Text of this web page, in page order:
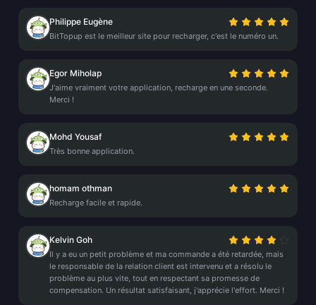
Philippe Eugène
BitTopup est le meilleur site pour recharger, c'est le numéro un.
Egor Miholap
J'aime vraiment votre application, recharge en une seconde.
Merci !
Mohd Yousaf
Très bonne application.
homam othman
Recharge facile et rapide.
Kelvin Goh
Il y a eu un petit problème et ma commande a été retardée, mais
le responsable de la relation client est intervenu et a résolu le
problème au plus vite, tout en respectant sa promesse de
compensation. Un résultat satisfaisant, j'apprécie l'effort. Merci !